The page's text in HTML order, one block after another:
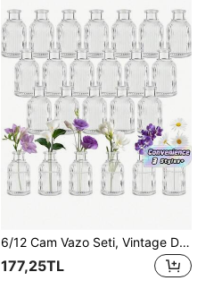
6/12 Cam Vazo Seti, Vintage Dekoratif Orta Parça, Vintage Şişe Masa Üstü Dekorasyonu, Düğünler, Resepsiyonlar, Ev Dekorasyonu, Tatil Partisi Dekorasyonu İçin Kullanılır
177,25TL